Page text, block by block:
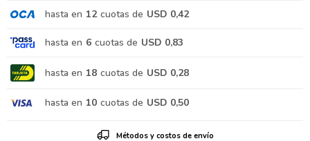
hasta en 12 cuotas de USD 0,42
hasta en 6 cuotas de USD 0,83
hasta en 18 cuotas de USD 0,28
hasta en 10 cuotas de USD 0,50
Métodos y costos de envío